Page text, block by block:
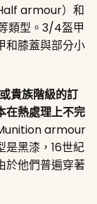
armour）和
類型。3/4盔甲
和膝蓋與部分小
貴族階級的訂
在熱處理上不完
armour
是黑漆，16世紀
他們普遍穿著